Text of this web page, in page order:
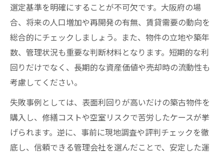
選定基準を明確にすることが不可欠です。大阪府の場
合、将来の人口増加や再開発の有無、賃貸需要の動向を
総合的にチェックしましょう。また、物件の立地や築年
数、管理状況も重要な判断材料となります。短期的な利
回りだけでなく、長期的な資産価値や売却時の流動性も
考慮してください。
失敗事例としては、表面利回りが高いだけの築古物件を
購入し、修繕コストや空室リスクで苦労したケースが挙
げられます。逆に、事前に現地調査や評判チェックを徹
底し、信頼できる管理会社を選んだことで、安定した運